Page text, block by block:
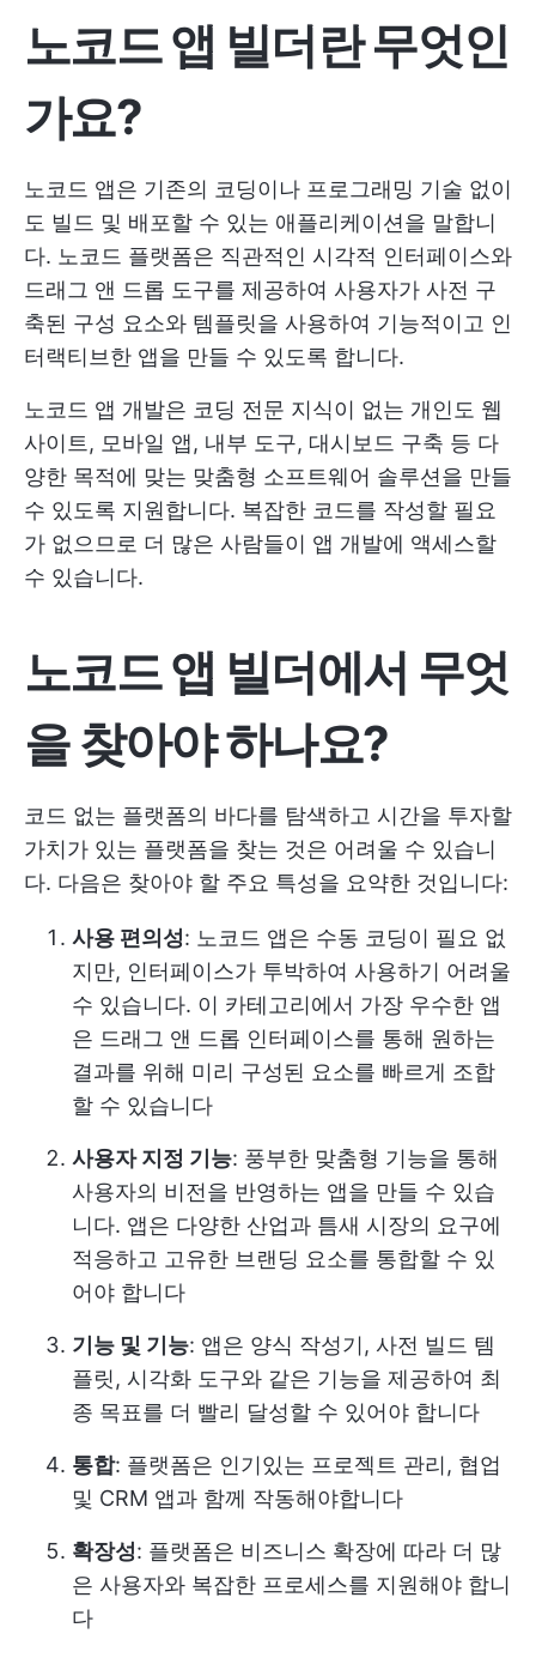
노코드 앱 빌더란 무엇인
가요?
노코드 앱은 기존의 코딩이나 프로그래밍 기술 없이
도 빌드 및 배포할 수 있는 애플리케이션을 말합니
다. 노코드 플랫폼은 직관적인 시각적 인터페이스와
드래그 앤 드롭 도구를 제공하여 사용자가 사전 구
축된 구성 요소와 템플릿을 사용하여 기능적이고 인
터랙티브한 앱을 만들 수 있도록 합니다.
노코드 앱 개발은 코딩 전문 지식이 없는 개인도 웹
사이트, 모바일 앱, 내부 도구, 대시보드 구축 등 다
양한 목적에 맞는 맞춤형 소프트웨어 솔루션을 만들
수 있도록 지원합니다. 복잡한 코드를 작성할 필요
가 없으므로 더 많은 사람들이 앱 개발에 액세스할
수 있습니다.
노코드 앱 빌더에서 무엇
을 찾아야 하나요?
코드 없는 플랫폼의 바다를 탐색하고 시간을 투자할
가치가 있는 플랫폼을 찾는 것은 어려울 수 있습니
다. 다음은 찾아야 할 주요 특성을 요약한 것입니다:
사용 편의성: 노코드 앱은 수동 코딩이 필요 없
지만, 인터페이스가 투박하여 사용하기 어려울
수 있습니다. 이 카테고리에서 가장 우수한 앱
은 드래그 앤 드롭 인터페이스를 통해 원하는
결과를 위해 미리 구성된 요소를 빠르게 조합
할 수 있습니다
사용자 지정 기능: 풍부한 맞춤형 기능을 통해
사용자의 비전을 반영하는 앱을 만들 수 있습
니다. 앱은 다양한 산업과 틈새 시장의 요구에
적응하고 고유한 브랜딩 요소를 통합할 수 있
어야 합니다
기능 및 기능: 앱은 양식 작성기, 사전 빌드 템
플릿, 시각화 도구와 같은 기능을 제공하여 최
종 목표를 더 빨리 달성할 수 있어야 합니다
통합: 플랫폼은 인기있는 프로젝트 관리, 협업
및 CRM 앱과 함께 작동해야합니다
확장성: 플랫폼은 비즈니스 확장에 따라 더 많
은 사용자와 복잡한 프로세스를 지원해야 합니
다